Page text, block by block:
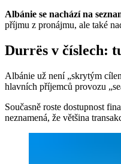
Albánie se nachází na
příjmu z pronájmu, ale také
Durrës v číslech:
Albánie už není „skrytým
hlavních příjemců provozu
Současně roste dostupnost
neznamená, že většina